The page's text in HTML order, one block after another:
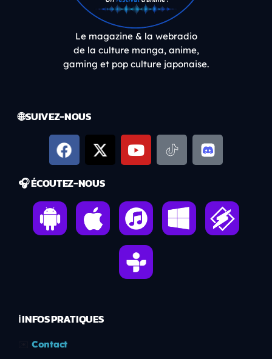
Le magazine & la webradio
de la culture manga, anime,
gaming et pop culture japonaise.
🌐 SUIVEZ-NOUS
🎧 ÉCOUTEZ-NOUS
ℹ️ INFOS PRATIQUES
Contact